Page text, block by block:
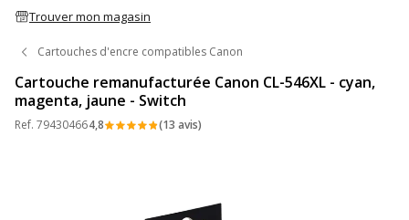
Trouver mon magasin
Cartouches d'encre compatibles Canon
Cartouche remanufacturée Canon CL-546XL - cyan,
magenta, jaune - Switch
Ref. 794304664,8 (13 avis)